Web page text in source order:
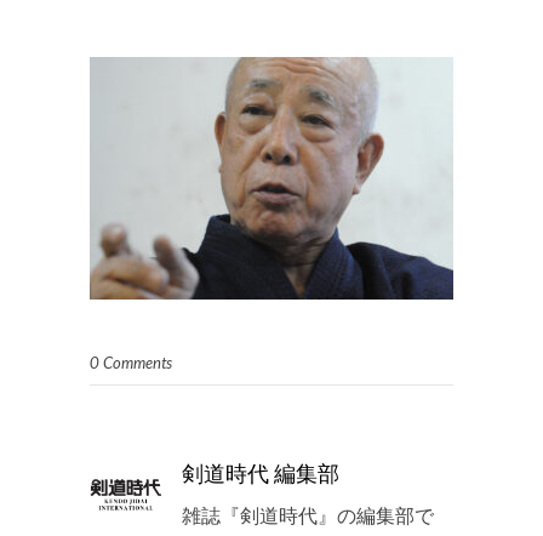
0 Comments
剣道時代 編集部
雑誌『剣道時代』の編集部で